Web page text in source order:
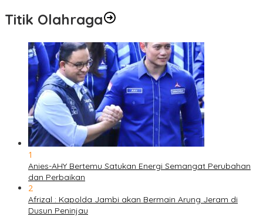
Titik Olahraga
1
Anies-AHY Bertemu Satukan Energi Semangat Perubahan
dan Perbaikan
2
Afrizal : Kapolda Jambi akan Bermain Arung Jeram di
Dusun Peninjau